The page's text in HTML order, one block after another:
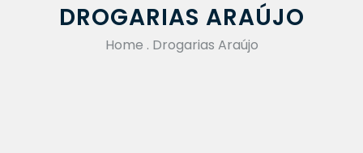
DROGARIAS ARAÚJO
Home . Drogarias Araújo